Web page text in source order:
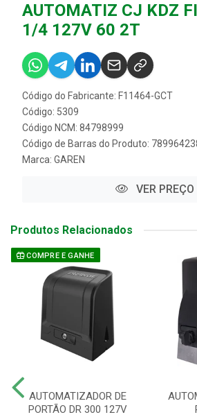
AUTOMATIZ CJ KDZ
1/4 127V 60 2T
Código do Fabricante: F11464-GCT
Código: 5309
Código NCM: 84798999
Código de Barras do Produto:
Marca: GAREN
VER PREÇO
Produtos Relacionados
COMPRE E GANHE
AUTOMATIZADOR DE
PORTÃO DR 300 127V